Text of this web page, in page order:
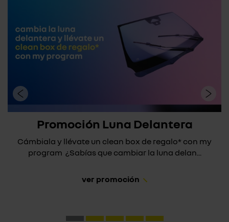
Promoción Luna Delantera
Cámbiala y llévate un clean box de regalo* con my
program ¿Sabías que cambiar la luna delan...
ver promoción